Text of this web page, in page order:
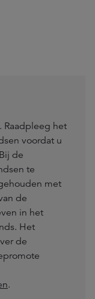
het
voordat u
de
te
met
de
in het
Het
de
.